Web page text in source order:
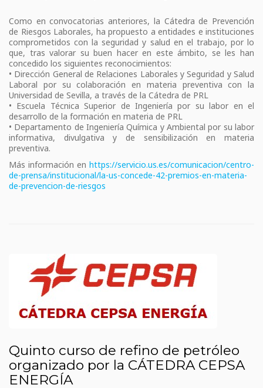
Como en convocatorias anteriores, la Cátedra de Prevención
de Riesgos Laborales, ha propuesto a entidades e instituciones
comprometidos con la seguridad y salud en el trabajo, por lo
que, tras valorar su buen hacer en este ámbito, se les han
concedido los siguientes reconocimientos:
• Dirección General de Relaciones Laborales y Seguridad y Salud
Laboral por su colaboración en materia preventiva con la
Universidad de Sevilla, a través de la Cátedra de PRL
• Escuela Técnica Superior de Ingeniería por su labor en el
desarrollo de la formación en materia de PRL
• Departamento de Ingeniería Química y Ambiental por su labor
informativa, divulgativa y de sensibilización en materia
preventiva.
Más información en https://servicio.us.es/comunicacion/centro-
de-prensa/institucional/la-us-concede-42-premios-en-materia-
de-prevencion-de-riesgos
Quinto curso de refino de petróleo
organizado por la CÁTEDRA CEPSA
ENERGÍA